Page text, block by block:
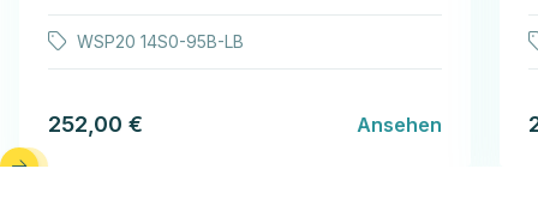
WSP20 14S0-95B-LB
252,00 € Ansehen